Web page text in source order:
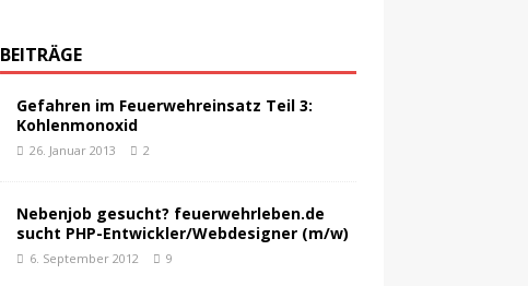
BEITRÄGE
Gefahren im Feuerwehreinsatz Teil 3:
Kohlenmonoxid
26. Januar 2013 2
Nebenjob gesucht? feuerwehrleben.de
sucht PHP-Entwickler/Webdesigner (m/w)
6. September 2012 9